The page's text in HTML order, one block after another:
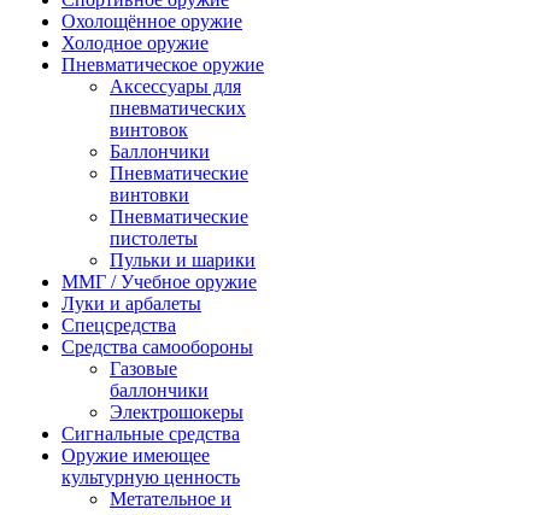
Охолощённое оружие
Холодное оружие
Пневматическое оружие
Аксессуары для
пневматических
винтовок
Баллончики
Пневматические
винтовки
Пневматические
пистолеты
Пульки и шарики
ММГ / Учебное оружие
Луки и арбалеты
Спецсредства
Средства самообороны
Газовые
баллончики
Электрошокеры
Сигнальные средства
Оружие имеющее
культурную ценность
Метательное и